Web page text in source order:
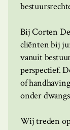
Bij Corten
cliënten bij
vanuit
perspectief.
of
onder
Wij treden